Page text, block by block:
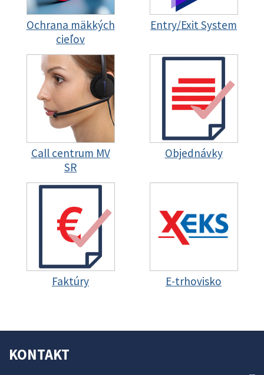
Ochrana mäkkých
cieľov
Entry/Exit System
Call centrum MV
SR
Objednávky
Faktúry E-trhovisko
KONTAKT